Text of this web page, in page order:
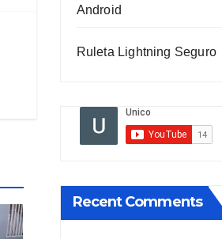
Android
Ruleta Lightning Seguro
Recent Comments